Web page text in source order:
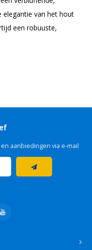
elegantie van het hout
een robuuste,
aanbiedingen via e-mail